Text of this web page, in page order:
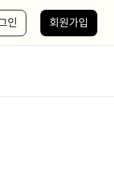
인 회원가입